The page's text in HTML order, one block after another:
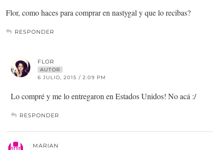
Flor, como haces para comprar en nastygal y que lo recibas?
RESPONDER
FLOR
AUTOR
6 JULIO, 2015 / 2:09 PM
Lo compré y me lo entregaron en Estados Unidos! No acá :/
RESPONDER
MARIAN